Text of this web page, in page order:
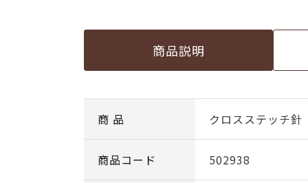
商品説明
商 品 クロスステッチ針
商品コード 502938